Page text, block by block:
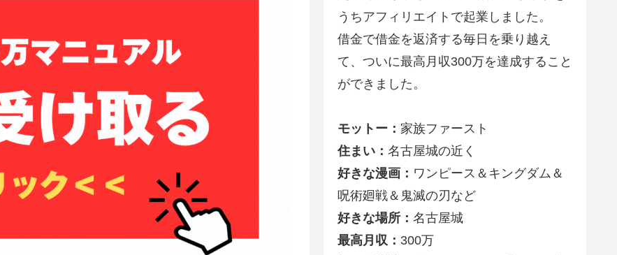
うちアフィリエイトで起業しました。
借金で借金を返済する毎日を乗り越え
て、ついに最高月収300万を達成すること
ができました。
モットー： 家族ファースト
住まい： 名古屋城の近く
好きな漫画： ワンピース＆キングダム＆
呪術廻戦＆鬼滅の刃など
好きな場所： 名古屋城
最高月収： 300万